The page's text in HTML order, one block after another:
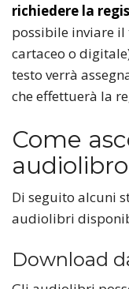
richiedere la
possibile inviare
cartaceo o
testo verrà
che effettuerà la
Come
audiolibro
Di seguito alcuni
audiolibri
Download